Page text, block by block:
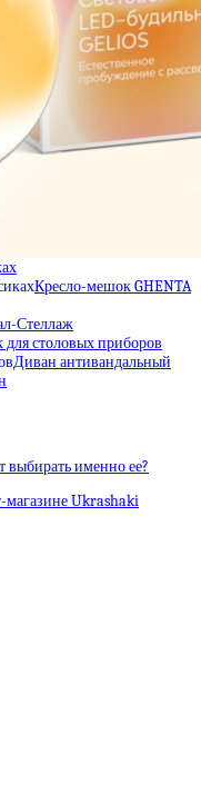
Кресло-мешок GHENTA
Стеллаж
столовых приборов
Диван антивандальный
выбирать именно ее?
магазине Ukrashaki